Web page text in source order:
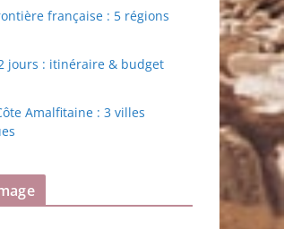
française : 5 régions
jours : itinéraire & budget
Amalfitaine : 3 villes